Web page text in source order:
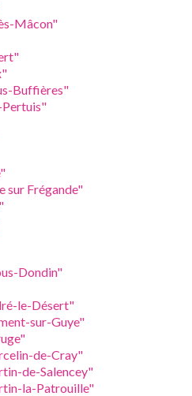
Mâcon"
Buffières"
Pertuis"
sur Frégande"
Dondin"
le-Désert"
sur-Guye"
de-Cray"
de-Salencey"
la-Patrouille"